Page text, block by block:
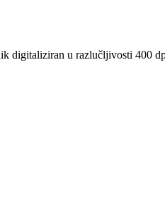
digitaliziran u razlučljivosti 400